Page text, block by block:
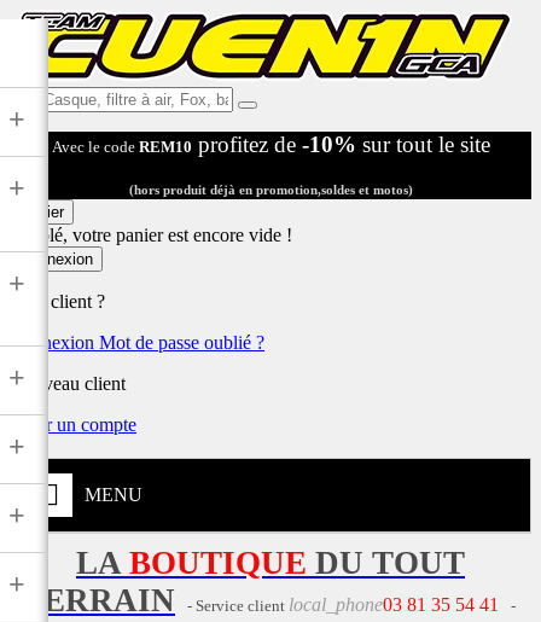
Ex:
Casque,
filtre
air,
Fox,
...
Avec le code REM10 profitez de -10% sur tout le site
(hors produit déjà en promotion,soldes et motos)
Panier
Désolé, votre panier est encore vide !
Connexion
Déjà client ?
Connexion Mot de passe oublié ?
Nouveau client
Créer un compte
MENU
+
+
+
+
+
+
+
LA BOUTIQUE DU TOUT
TERRAIN
- Service client local_phone03 81 35 54 41
-